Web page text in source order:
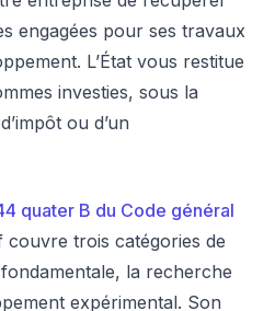
engagées pour ses travaux
L’État vous restitue
investies, sous la
ou d’un
quater B du Code général
couvre trois catégories de
la recherche
expérimental. Son